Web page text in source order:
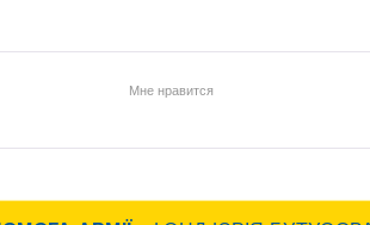
Мне нравится